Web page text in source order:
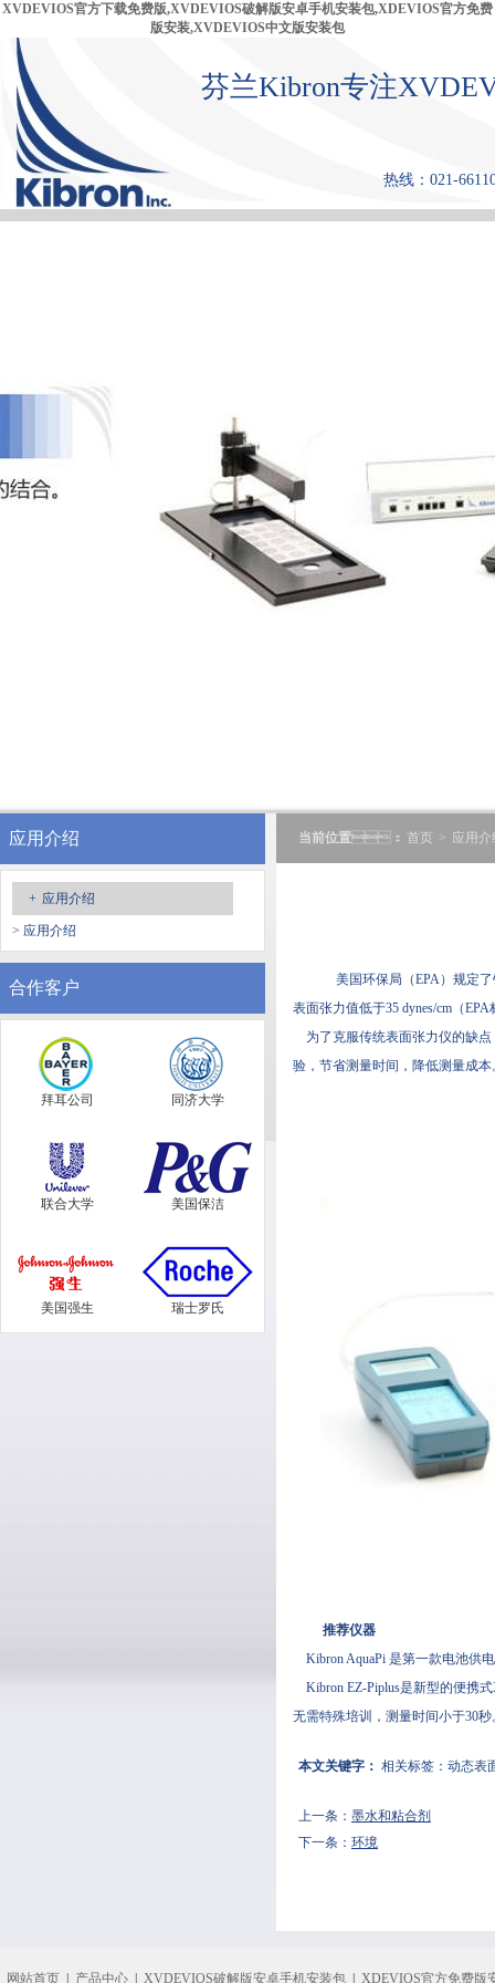
XVDEVIOS官方下载免费版,XVDEVIOS破解版安卓手机安装包,XDEVIOS官方免费
版安装,XVDEVIOS中文版安装包
芬兰Kibron专注
热线：021-
首 页 产品中心 张力仪
应用介绍
+ 应用介绍
> 应用介绍
合作客户
拜耳公司 同济大学
联合大学 美国保洁
美国强生 瑞士罗氏
当前位置： 首页 > 应用介
美国环保局（EPA）规定了铬
表面张力值低于35 dynes/cm（EPA
为了克服传统表面张力仪的缺点
验，节省测量时间，降低测量成本
推荐仪器
KibronAquaPi 是第一款电池供
Kibron EZ-Piplus是新型的便携式
无需特殊培训，测量时间小于30秒
本文关键字： 相关标签： 动态表
上一条： 墨水和粘合剂
下一条： 环境
网站首页 产品中心 XVDEVIOS破解版安卓手机安装包 XDEVIOS官方免费版